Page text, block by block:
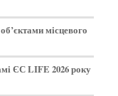
місцевого
ЄС LIFE 2026 року